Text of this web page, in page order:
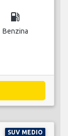
local_gas_station
Benzina
SUV MEDIO